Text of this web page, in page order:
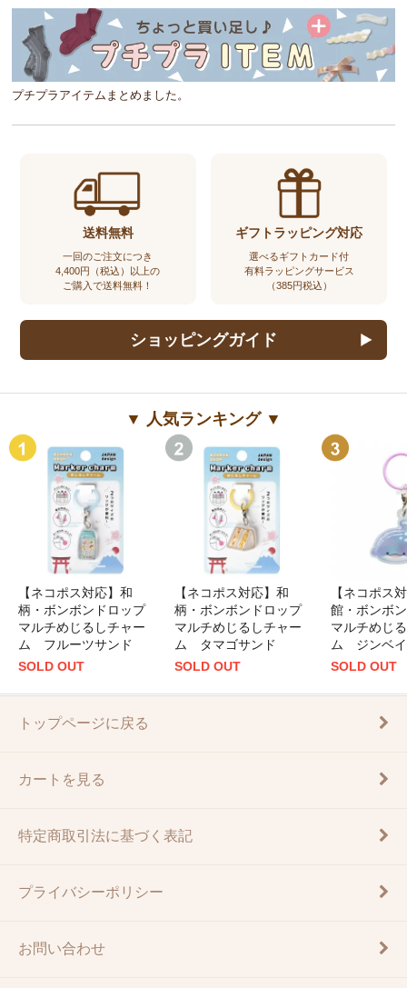
プチプラアイテムまとめました。
送料無料
一回のご注文につき
4,400円（税込）以上の
ご購入で送料無料！
ギフトラッピング対応
選べるギフトカード付
有料ラッピングサービス
（385円税込）
ショッピングガイド
▼ 人気ランキング ▼
【ネコポス対応】和
柄・ボンボンドロップ
マルチめじるしチャー
ム フルーツサンド
SOLD OUT
【ネコポス対応】和
柄・ボンボンドロップ
マルチめじるしチャー
ム タマゴサンド
SOLD OUT
【ネコポス
館・ボンボ
マルチめじ
ム ジンベ
SOLD OUT
トップページに戻る
カートを見る
特定商取引法に基づく表記
プライバシーポリシー
お問い合わせ